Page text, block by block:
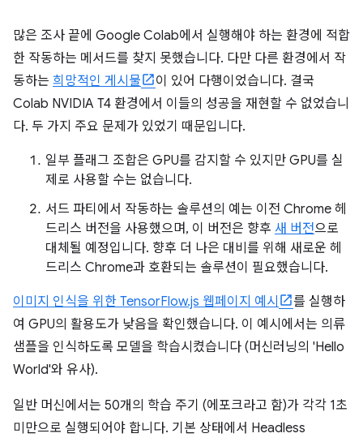
많은 조사 끝에 Google Colab에서 실행해야 하는 환경에 적합
한 작동하는 메서드를 찾지 못했습니다. 다만 다른 환경에서 작
동하는 희망적인 게시물
이 있어 다행이었습니다. 결국
Colab NVIDIA T4 환경에서 이들의 성공을 재현할 수 없었습니
다. 두 가지 주요 문제가 있었기 때문입니다.
일부 플래그 조합은 GPU를 감지할 수 있지만 GPU를 실
제로 사용할 수는 없습니다.
서드 파티에서 작동하는 솔루션의 예는 이전 Chrome 헤
드리스 버전을 사용했으며, 이 버전은 향후 새 버전으로
대체될 예정입니다. 향후 더 나은 대비를 위해 새로운 헤
드리스 Chrome과 호환되는 솔루션이 필요했습니다.
이미지 인식을 위한 TensorFlow.js 웹페이지 예시
를 실행하
여 GPU의 활용도가 낮음을 확인했습니다. 이 예시에서는 의류
샘플을 인식하도록 모델을 학습시켰습니다 (머신러닝의 'Hello
World'와 유사).
일반 머신에서는 50개의 학습 주기 (에포크라고 함)가 각각 1초
미만으로 실행되어야 합니다. 기본 상태에서 Headless